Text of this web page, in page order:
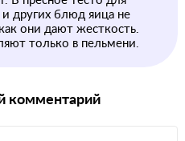
и других блюд яица не
они дают жесткость.
только в пельмени.
комментарий